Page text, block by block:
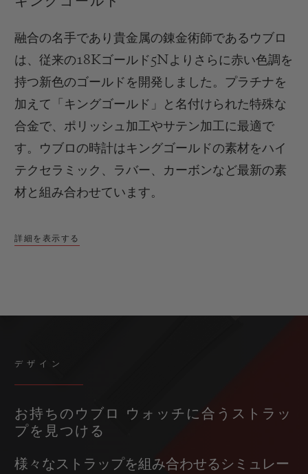
融合の名手であり貴金属の錬金術師であるウブロ
は、従来の18Kゴールド5N よりさらに赤い色調を
持つ新色のゴールドを開発しました。プラチナを
加えて「キングゴールド」と名付けられた特殊な
合金で、ポリッシュ加工やサテン加工に最適で
す。 ウブロの時計はキングゴールドの素材をハイ
テクセラミック、ラバー、カーボンなど最新の素
材と組み合わせています。
詳細を表示する
デザイン
お持ちのウブロ ウォッチに合うストラッ
プを見つける
様々なストラップを組み合わせるシミュレー